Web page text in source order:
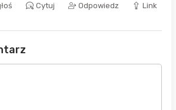
Cytuj Odpowiedz Link